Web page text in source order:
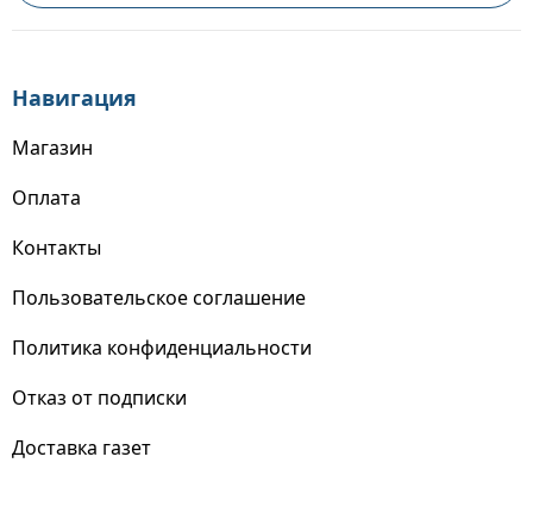
Навигация
Магазин
Оплата
Контакты
Пользовательское соглашение
Политика конфиденциальности
Отказ от подписки
Доставка газет